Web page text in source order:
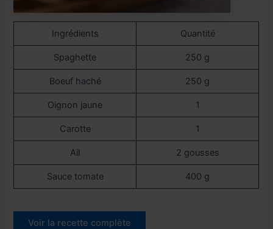
Ingrédients Quantité
Spaghette 250 g
Boeuf haché 250 g
Oignon jaune 1
Carotte 1
Ail 2 gousses
Sauce tomate 400 g
Voir la recette complète